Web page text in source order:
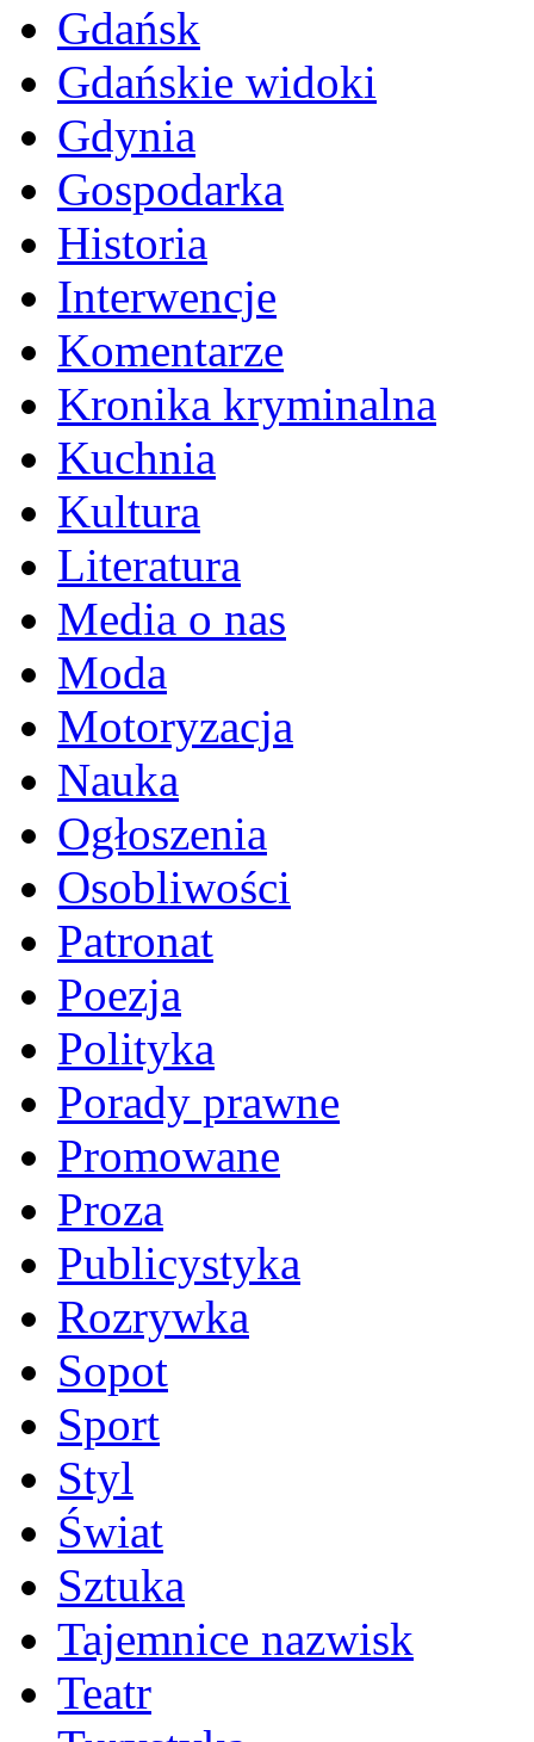
Gdańsk
Gdańskie widoki
Gdynia
Gospodarka
Historia
Interwencje
Komentarze
Kronika kryminalna
Kuchnia
Kultura
Literatura
Media o nas
Moda
Motoryzacja
Nauka
Ogłoszenia
Osobliwości
Patronat
Poezja
Polityka
Porady prawne
Promowane
Proza
Publicystyka
Rozrywka
Sopot
Sport
Styl
Świat
Sztuka
Tajemnice nazwisk
Teatr